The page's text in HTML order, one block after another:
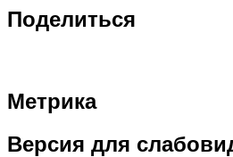
Поделиться
Метрика
Версия для